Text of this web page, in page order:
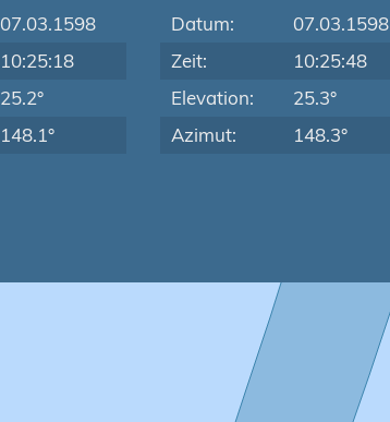
07.03.1598
10:25:18
25.2°
148.1°
Datum:
07.03.1598
Zeit:
10:25:48
Elevation:
25.3°
Azimut:
148.3°